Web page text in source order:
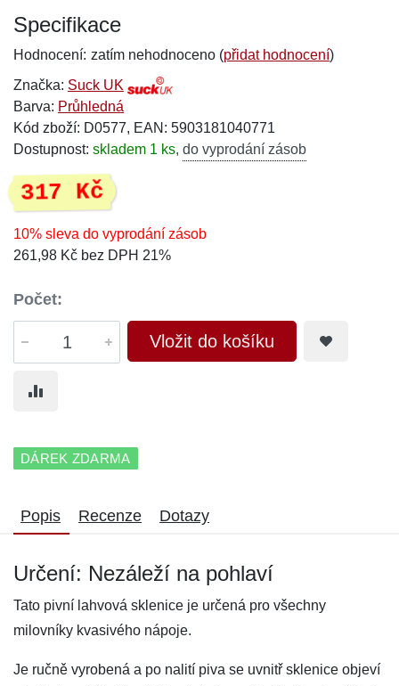
Specifikace
Hodnocení: zatím nehodnoceno (přidat hodnocení)
Značka: Suck UK
Barva: Průhledná
Kód zboží: D0577, EAN: 5903181040771
Dostupnost: skladem 1 ks, do vyprodání zásob
317 Kč
10% sleva do vyprodání zásob
261,98 Kč bez DPH 21%
Počet:
Vložit do košíku
DÁREK ZDARMA
Popis Recenze Dotazy
Určení: Nezáleží na pohlaví
Tato pivní lahvová sklenice je určená pro všechny
milovníky kvasivého nápoje.
Je ručně vyrobená a po nalití piva se uvnitř sklenice objeví